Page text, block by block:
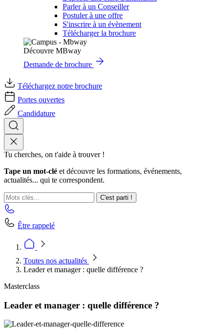
Parler à un Conseiller
Postuler à une offre
S'inscrire à un évènement
Télécharger la brochure
Découvre MBway
Demande de brochure
Téléchargez notre brochure
Portes ouvertes
Candidature
Tu cherches, on t'aide à trouver !
Tape un mot-clé et découvre les formations, événements,
actualités... qui te correspondent.
C'est parti !
Être rappelé
Toutes nos actualités
Leader et manager : quelle différence ?
Masterclass
Leader et manager : quelle différence ?